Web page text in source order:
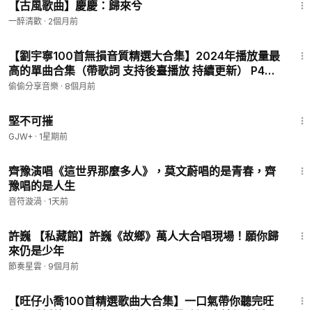
【古風歌曲】慶慶：歸來兮
一醉清歡 · 2個月前
【劉宇寧100首無損音質精選大合集】2024年播放量最
高的單曲合集（帶歌詞 支持後臺播放 持續更新） P40 -
浪
偷偷分享音樂 · 8個月前
堅不可摧
GJW+ · 1星期前
齊豫演唱《這世界那麼多人》，莫文蔚唱的是青春，齊
豫唱的是人生
音符漩渦 · 1天前
許巍 【私藏館】許巍《故鄉》萬人大合唱現場！願你歸
來仍是少年
節奏星雲 · 9個月前
【旺仔小喬100首精選歌曲大合集】一口氣帶你聽完旺